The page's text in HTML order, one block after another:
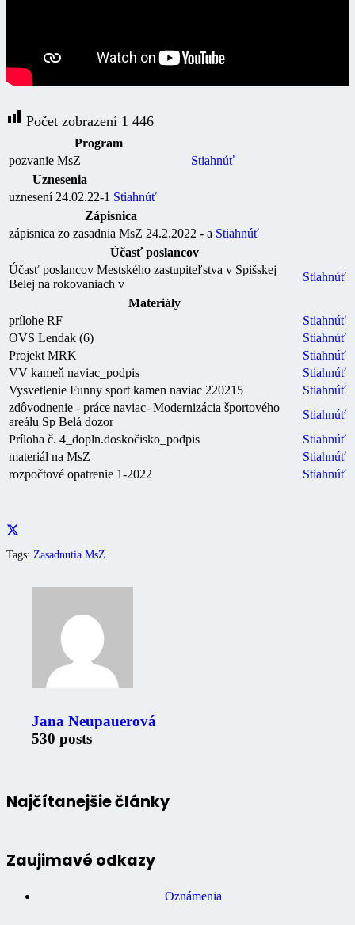
Počet zobrazení 1 446
Program
pozvanie MsZ
Stiahnúť
Uznesenia
uznesení 24.02.22-1 Stiahnúť
Zápisnica
zápisnica zo zasadnia MsZ 24.2.2022 - a Stiahnúť
Účasť poslancov
Účasť poslancov Mestského zastupiteľstva v Spišskej
Belej na rokovaniach v
Stiahnúť
Materiály
prílohe RF
Stiahnúť
OVS Lendak (6)
Stiahnúť
Projekt MRK
Stiahnúť
VV kameň naviac_podpis
Stiahnúť
Vysvetlenie Funny sport kamen naviac 220215
Stiahnúť
zdôvodnenie - práce naviac- Modernizácia športového
areálu Sp Belá dozor
Stiahnúť
Príloha č. 4_dopln.doskočisko_podpis
Stiahnúť
materiál na MsZ
Stiahnúť
rozpočtové opatrenie 1-2022
Stiahnúť
Tags: Zasadnutia MsZ
Jana Neupauerová
530 posts
Najčítanejšie články
Zaujimavé odkazy
Oznámenia